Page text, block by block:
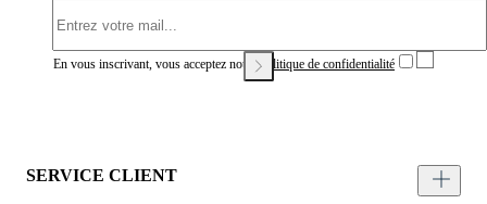
En vous inscrivant, vous acceptez notrePolitique de confidentialité
SERVICE CLIENT